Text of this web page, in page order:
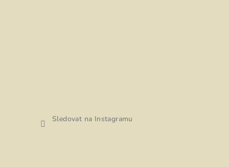
Sledovat na Instagramu